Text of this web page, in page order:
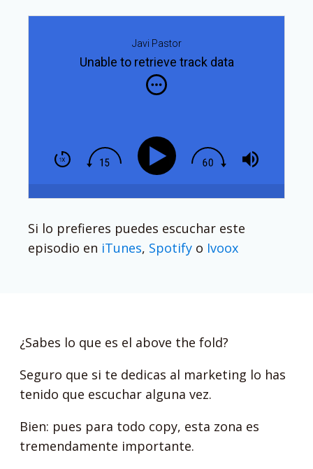
Javi Pastor
Unable to retrieve track data
Si lo prefieres puedes escuchar este
episodio en iTunes, Spotify o Ivoox
¿Sabes lo que es el above the fold?
Seguro que si te dedicas al marketing lo has
tenido que escuchar alguna vez.
Bien: pues para todo copy, esta zona es
tremendamente importante.